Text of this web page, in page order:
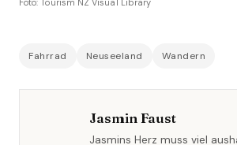
Foto: Tourism NZ Visual Library
Fahrrad Neuseeland Wandern
Jasmin Faust
Jasmins Herz muss viel